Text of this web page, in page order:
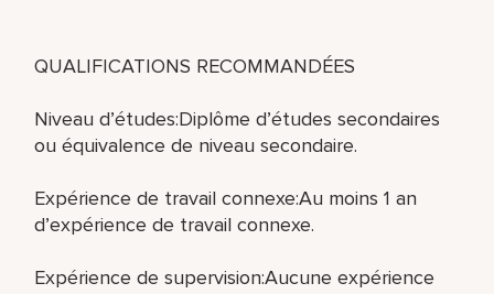
QUALIFICATIONS RECOMMANDÉES
Niveau d’études:Diplôme d’études secondaires
ou équivalence de niveau secondaire.
Expérience de travail connexe:Au moins 1 an
d’expérience de travail connexe.
Expérience de supervision:Aucune expérience